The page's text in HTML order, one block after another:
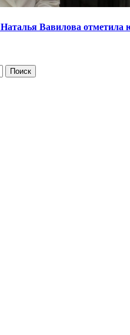
Вавилова